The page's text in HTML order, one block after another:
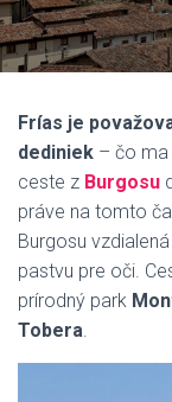
Frías je
dediniek – čo ma
ceste z Burgosu
práve na tomto
Burgosu
pastvu pre oči.
prírodný park
Tobera.